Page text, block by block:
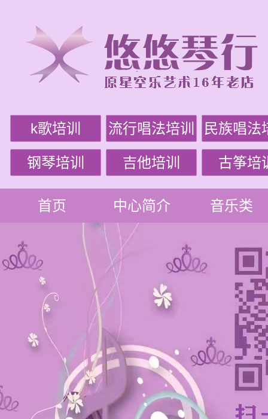
k歌培训 流行唱法培训 民族唱法
钢琴培训 吉他培训 古筝培
首页 中心简介 音乐类